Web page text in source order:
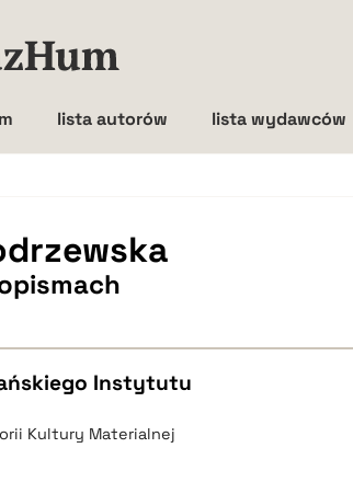
lista autorów lista wydawców
Instytutu
Kultury Materialnej